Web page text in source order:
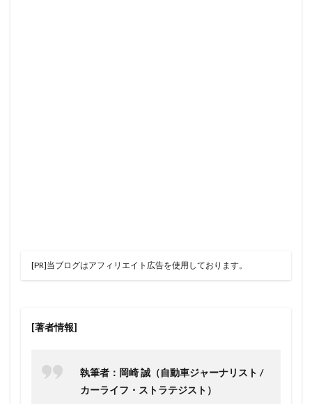
[PR]当ブログはアフィリエイト広告を使用しております。
[著者情報]
執筆者：岡崎 誠（自動車ジャーナリスト /
カーライフ・ストラテジスト）